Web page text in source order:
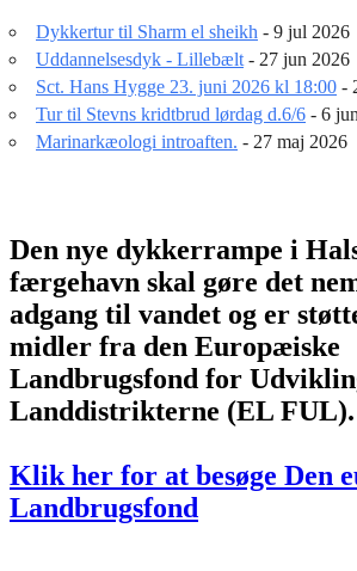
Dykkertur til Sharm el sheikh - 9 jul 2026
Uddannelsesdyk - Lillebælt - 27 jun 2026
Sct. Hans Hygge 23. juni 2026 kl 18:00 -
Tur til Stevns kridtbrud lørdag d.6/6 - 6
Marinarkæologi introaften. - 27 maj 2026
Den nye dykkerrampe i
færgehavn skal gøre det
adgang til vandet og er
midler fra den Europæiske
Landbrugsfond for
Landdistrikterne (EL FUL).
Klik her for at besøge Den
Landbrugsfond